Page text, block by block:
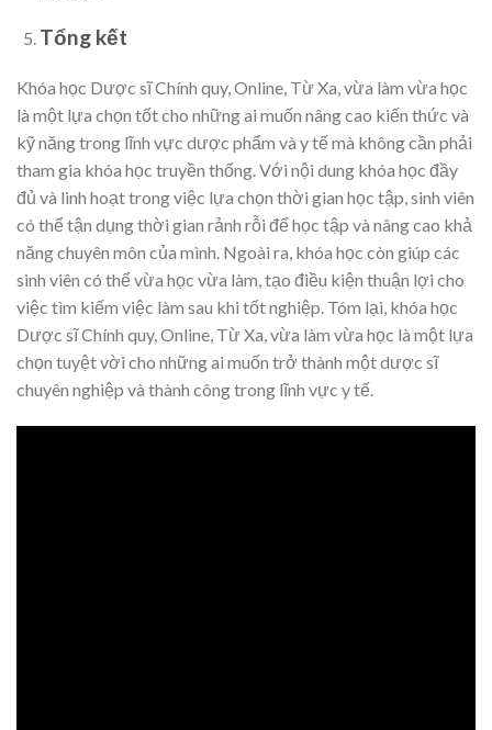
Tổng kết
Khóa học Dược sĩ Chính quy, Online, Từ Xa, vừa làm vừa học
là một lựa chọn tốt cho những ai muốn nâng cao kiến thức và
kỹ năng trong lĩnh vực dược phẩm và y tế mà không cần phải
tham gia khóa học truyền thống. Với nội dung khóa học đầy
đủ và linh hoạt trong việc lựa chọn thời gian học tập, sinh viên
có thể tận dụng thời gian rảnh rỗi để học tập và nâng cao khả
năng chuyên môn của mình. Ngoài ra, khóa học còn giúp các
sinh viên có thể vừa học vừa làm, tạo điều kiện thuận lợi cho
việc tìm kiếm việc làm sau khi tốt nghiệp. Tóm lại, khóa học
Dược sĩ Chính quy, Online, Từ Xa, vừa làm vừa học là một lựa
chọn tuyệt vời cho những ai muốn trở thành một dược sĩ
chuyên nghiệp và thành công trong lĩnh vực y tế.